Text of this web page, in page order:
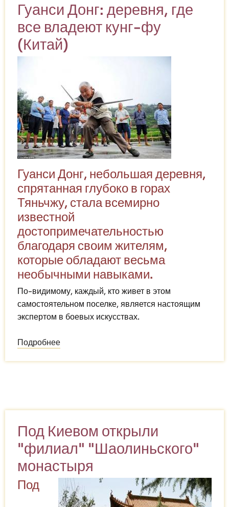
Книги
рекордов
Гиннеса
Гуанси Донг: деревня, где
все владеют кунг-фу
(Китай)
Гуанси Донг, небольшая деревня,
спрятанная глубоко в горах
Тяньчжу, стала всемирно
известной
достопримечательностью
благодаря своим жителям,
которые обладают весьма
необычными навыками.
По-видимому, каждый, кто живет в этом
самостоятельном поселке, является настоящим
экспертом в боевых искусствах.
Подробнее
все
кунг-
фу
Под Киевом открыли
"филиал" "Шаолиньского"
монастыря
Под